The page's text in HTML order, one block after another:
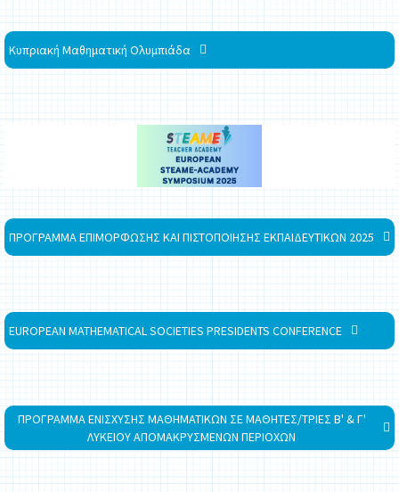
Κυπριακή Μαθηματική Ολυμπιάδα
ΠΡΟΓΡΑΜΜΑ ΕΠΙΜΟΡΦΩΣΗΣ ΚΑΙ ΠΙΣΤΟΠΟΙΗΣΗΣ ΕΚΠΑΙΔΕΥΤΙΚΩΝ 2025
EUROPEAN MATHEMATICAL SOCIETIES PRESIDENTS CONFERENCE
ΠΡΟΓΡΑΜΜΑ ΕΝΙΣΧΥΣΗΣ ΜΑΘΗΜΑΤΙΚΩΝ ΣΕ ΜΑΘΗΤΕΣ/ΤΡΙΕΣ Β' & Γ'
ΛΥΚΕΙΟΥ ΑΠΟΜΑΚΡΥΣΜΕΝΩΝ ΠΕΡΙΟΧΩΝ